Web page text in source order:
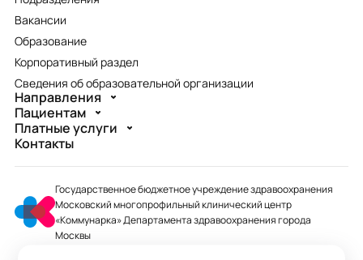
Вакансии
Образование
Корпоративный раздел
Сведения об образовательной организации
Направления
Пациентам
Платные услуги
Контакты
Государственное бюджетное учреждение здравоохранения
Московский многопрофильный клинический центр
«Коммунарка» Департамента здравоохранения города
Москвы